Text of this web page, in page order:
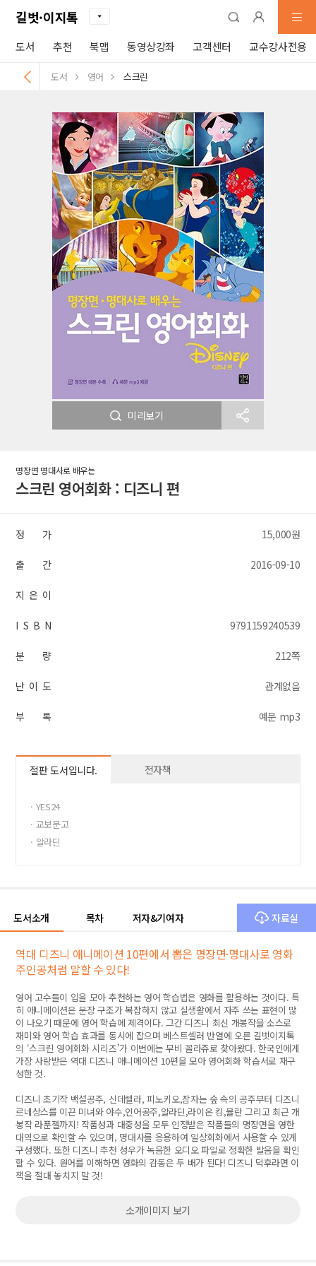
길벗·이지톡
도서 추천 북맵 동영상강좌 고객센터 교수강사전용
도서 영어 스크린
미리보기
명장면 명대사로 배우는
스크린 영어회화 : 디즈니 편
정 가 15,000원
출 간 2016-09-10
지 은 이
I S B N 9791159240539
분 량 212쪽
난 이 도 관계없음
부 록 예문 mp3
절판 도서입니다. 전자책
· YES24
· 교보문고
· 알라딘
도서소개 목차 저자&기여자 자료실
역대 디즈니 애니메이션 10편에서 뽑은 명장면·명대사로 영화
주인공처럼 말할 수 있다!
영어 고수들이 입을 모아 추천하는 영어 학습법은 영화를 활용하는 것이다. 특
히 애니메이션은 문장 구조가 복잡하지 않고 실생활에서 자주 쓰는 표현이 많
이 나오기 때문에 영어 학습에 제격이다. 그간 디즈니 최신 개봉작을 소스로
재미와 영어 학습 효과를 동시에 잡으며 베스트셀러 반열에 오른 길벗이지톡
의 ‘스크린 영어회화 시리즈’가 이번에는 무비 꼴라쥬로 찾아왔다. 한국인에게
가장 사랑받은 역대 디즈니 애니메이션 10편을 모아 영어회화 학습서로 재구
성한 것.
디즈니 초기작 백설공주, 신데렐라, 피노키오,잠자는 숲 속의 공주부터 디즈니
르네상스를 이끈 미녀와 야수,인어공주,알라딘,라이온 킹,뮬란 그리고 최근 개
봉작 라푼젤까지! 작품성과 대중성을 모두 인정받은 작품들의 명장면을 영한
대역으로 확인할 수 있으며, 명대사를 응용하여 일상회화에서 사용할 수 있게
구성했다. 또한 디즈니 추천 성우가 녹음한 오디오 파일로 정확한 발음을 확인
할 수 있다. 원어를 이해하면 영화의 감동은 두 배가 된다! 디즈니 덕후라면 이
책을 절대 놓치지 말 것!
소개이미지 보기